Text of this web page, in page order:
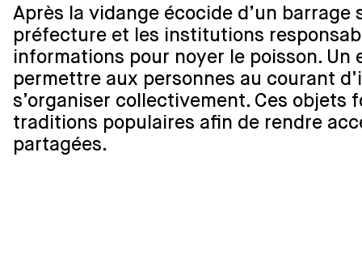
Après la vidange écocide d’un barrage
préfecture et les institutions
informations pour noyer le poisson. Un
permettre aux personnes au courant
s’organiser collectivement. Ces
traditions populaires afin de rendre
partagées.